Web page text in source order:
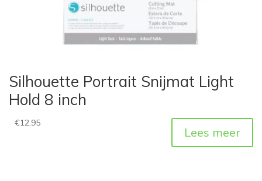
Silhouette Portrait Snijmat Light
Hold 8 inch
€12,95
Lees meer